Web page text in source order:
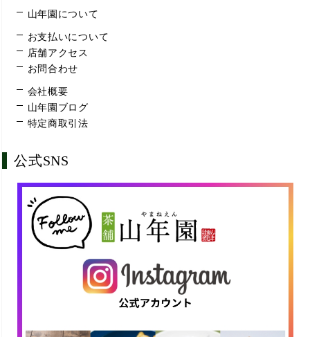
山年園について
お支払いについて
店舗アクセス
お問合わせ
会社概要
山年園ブログ
特定商取引法
公式SNS